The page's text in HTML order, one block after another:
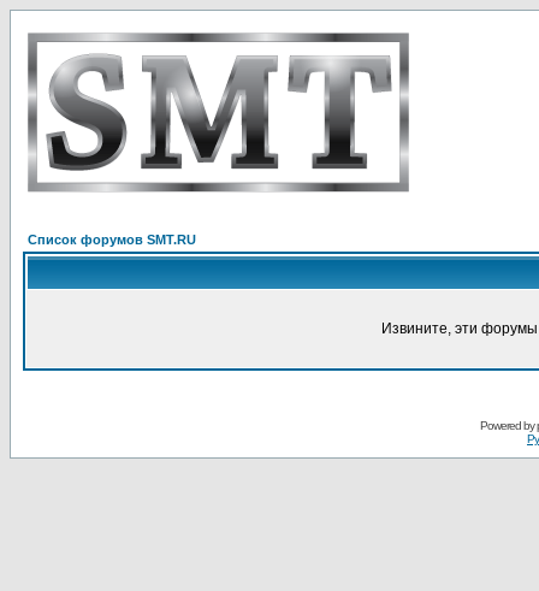
Список форумов SMT.RU
Извините, эти
Powered by